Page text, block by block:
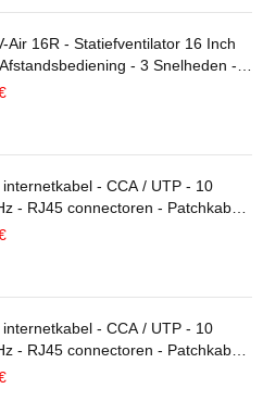
Air 16R - Statiefventilator 16 Inch
- 3 Snelheden -
- Verstelbare Hoogte - 50W -
- CCA / UTP - 10
- RJ45 connectoren - Patchkabel /
15 Meter - Grijs
- CCA / UTP - 10
- RJ45 connectoren - Patchkabel /
10 Meter - Grijs